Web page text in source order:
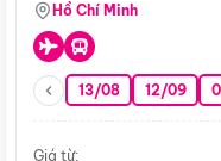
Hồ Chí Minh
13/08 12/09
Giá từ: